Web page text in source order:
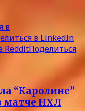
в
в LinkedIn
RedditПоделиться
“Каролине”
матче НХЛ